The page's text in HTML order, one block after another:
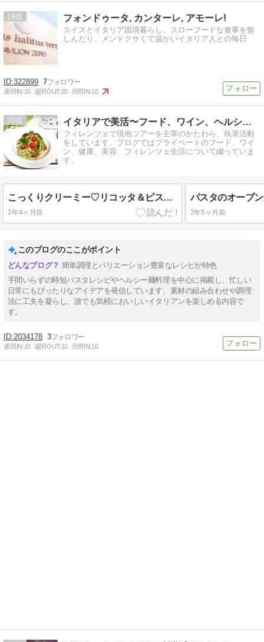
19 フォンドゥータ, カンターレ, アモーレ!
スイスとイタリア国境暮らし。スローフードな食事を愉
しんだり、メンドクサくて温かいイタリア人との毎日
322899 7
週間IN:10 週間OUT:20 月間IN:10
20 イタリアで美活〜フード、ワイン、ヘルシーライフ〜
フィレンツェで現地ツアーを主宰のかたわら、執筆活動
をしています。ブログではプライベートのフード、ワイ
ン、健康、美容、フィレンツェ生活について綴っていま
す。
こっくりクリーミー♡リコッタ＆ピスタチオのパスタ￼
2年4ヶ月前
パスタのオーブ
2年5ヶ月前
このブログのここがポイント
簡単調理とバリエーション豊富なレシピが特色
手間いらずの時短パスタレシピやヘルシー麺料理を中心に掲載し、忙しい
日常にもぴったりなアイデアを発信しています。素材の組み合わせや調理
法に工夫を凝らし、誰でも気軽においしいイタリアンを楽しめる内容で
す。
2034178 3
週間IN:10 週間OUT:10 月間IN:10